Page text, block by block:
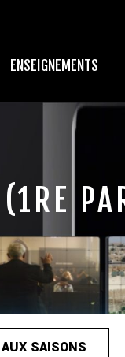
ENSEIGNEMENTS
SAISONS